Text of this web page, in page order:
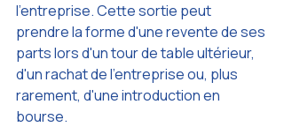
l'entreprise. Cette sortie peut
prendre la forme d'une revente de ses
parts lors d'un tour de table ultérieur,
d'un rachat de l'entreprise ou, plus
rarement, d'une introduction en
bourse.